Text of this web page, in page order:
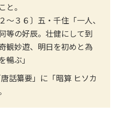
と。
〜３６〕五・千住「一人、
等の好辰。壮健にして到
観妙遊、明日を初めと為
暢ぶ」
話纂要」に「暗算 ヒソカ